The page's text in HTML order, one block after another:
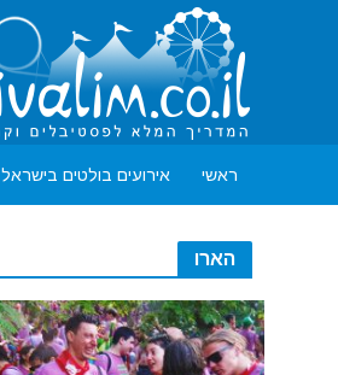
ראשי אירועים בולטים בישראל
הארו